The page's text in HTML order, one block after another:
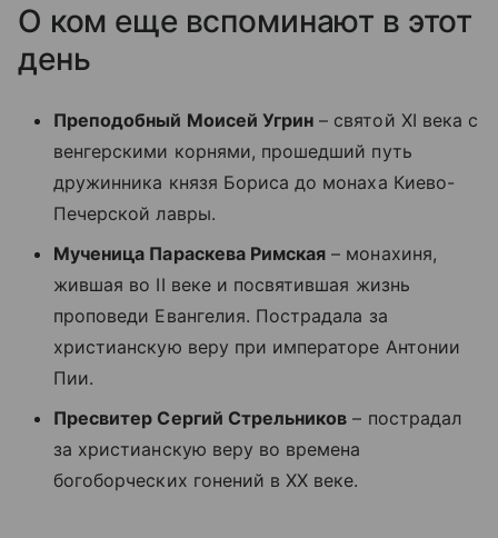
О ком еще вспоминают в этот
день
Преподобный Моисей Угрин – святой XI века с
венгерскими корнями, прошедший путь
дружинника князя Бориса до монаха Киево-
Печерской лавры.
Мученица Параскева Римская – монахиня,
жившая во II веке и посвятившая жизнь
проповеди Евангелия. Пострадала за
христианскую веру при императоре Антонии
Пии.
Пресвитер Сергий Стрельников – пострадал
за христианскую веру во времена
богоборческих гонений в XX веке.